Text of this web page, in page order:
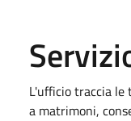
L'ufficio traccia le
a matrimoni,